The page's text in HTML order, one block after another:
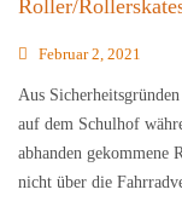
Roller/
Februar 2, 2021
Aus
auf dem Schulhof
abhanden gekommene
nicht über die